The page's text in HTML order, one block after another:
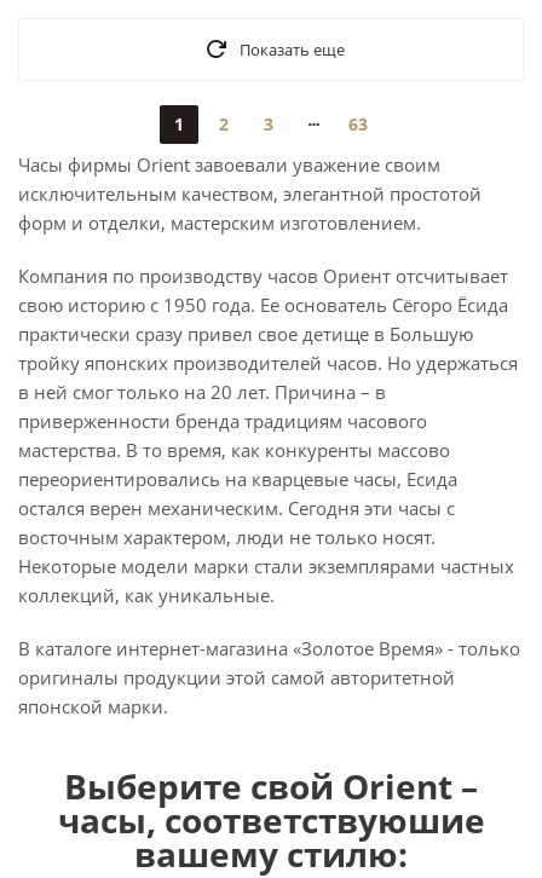
Показать еще
1 2 3 63
Часы фирмы Оrient завоевали уважение своим
исключительным качеством, элегантной простотой
форм и отделки, мастерским изготовлением.
Компания по производству часов Ориент отсчитывает
свою историю с 1950 года. Ее основатель Сёгоро Ёсида
практически сразу привел свое детище в Большую
тройку японских производителей часов. Но удержаться
в ней смог только на 20 лет. Причина – в
приверженности бренда традициям часового
мастерства. В то время, как конкуренты массово
переориентировались на кварцевые часы, Есида
остался верен механическим. Сегодня эти часы с
восточным характером, люди не только носят.
Некоторые модели марки стали экземплярами частных
коллекций, как уникальные.
В каталоге интернет-магазина «Золотое Время» - только
оригиналы продукции этой самой авторитетной
японской марки.
Выберите свой Оrient –
часы, соответствуюшие
вашему стилю: